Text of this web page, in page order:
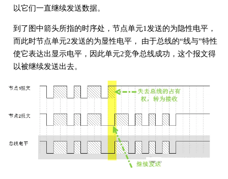
以它们一直继续发送数据。
到了图中箭头所指的时序处，节点单元1发送的为隐性电平，
而此时节点单元2发送的为显性电平， 由于总线的“线与”特性
使它表达出显示电平，因此单元2竞争总线成功，这个报文得
以被继续发送出去。